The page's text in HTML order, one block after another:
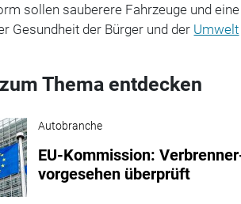
sollen sauberere Fahrzeuge und
Gesundheit der Bürger und der Umwelt
Thema entdecken
Autobranche
EU-Kommission:
vorgesehen überprüft